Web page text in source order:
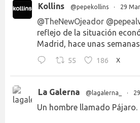
Kollins @pepekollins · 29 Mar
@TheNewOjeador
reflejo de la situación
Madrid, hace unas
55 186 X
La Galerna @lagalerna_ ·
Un hombre llamado Pájaro.